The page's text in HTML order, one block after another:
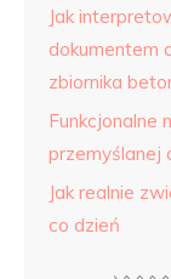
Jak
dokumentem
zbiornika
Funkcjonalne
przemyślanej
Jak realnie
co dzień